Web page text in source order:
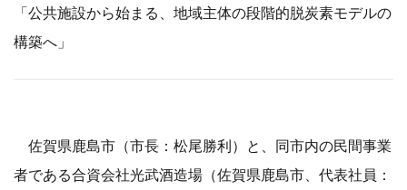
「公共施設から始まる、地域主体の段階的脱炭素モデルの
構築へ」
佐賀県鹿島市（市長：松尾勝利）と、同市内の民間事業
者である合資会社光武酒造場（佐賀県鹿島市、代表社員：